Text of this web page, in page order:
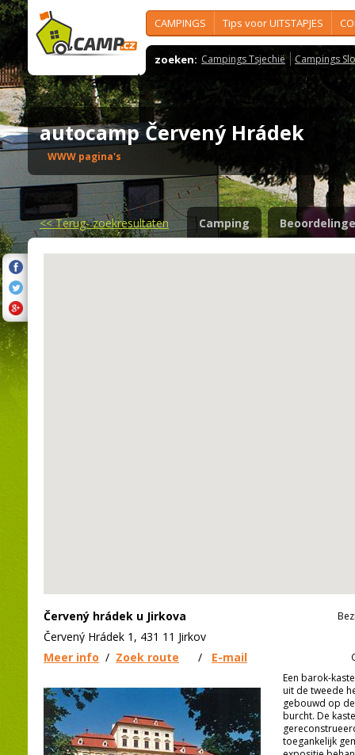
CAMPINGS Tips voor UITSTAPJES
zoeken: Campings Tsjechië Campings
autocamp Červený Hrádek
WWW pagina's
<<Terug- zoekresultaten Camping
Červený hrádek u Jirkova
Červený Hrádek 1, 431 11 Jirkov
Meer info / Zoek route / E-mail
Een barok-
uit de tweede
gebouwd op
burcht. De
toegankelijk